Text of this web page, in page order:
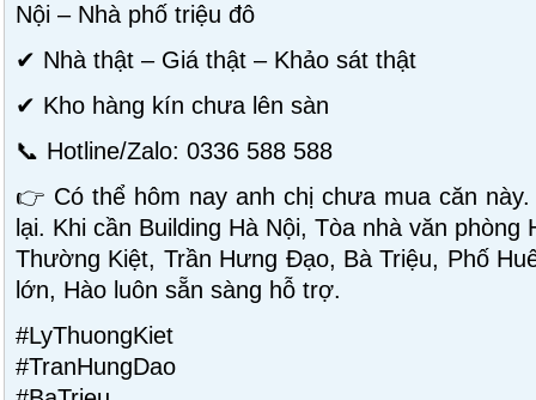
Nội – Nhà phố triệu đô
✔ Nhà thật – Giá thật – Khảo sát thật
✔ Kho hàng kín chưa lên sàn
📞 Hotline/Zalo: 0336 588 588
👉 Có thể hôm nay anh chị chưa mua căn
lại. Khi cần Building Hà Nội, Tòa nhà văn phòng
Thường Kiệt, Trần Hưng Đạo, Bà Triệu, Phố
lớn, Hào luôn sẵn sàng hỗ trợ.
#LyThuongKiet
#TranHungDao